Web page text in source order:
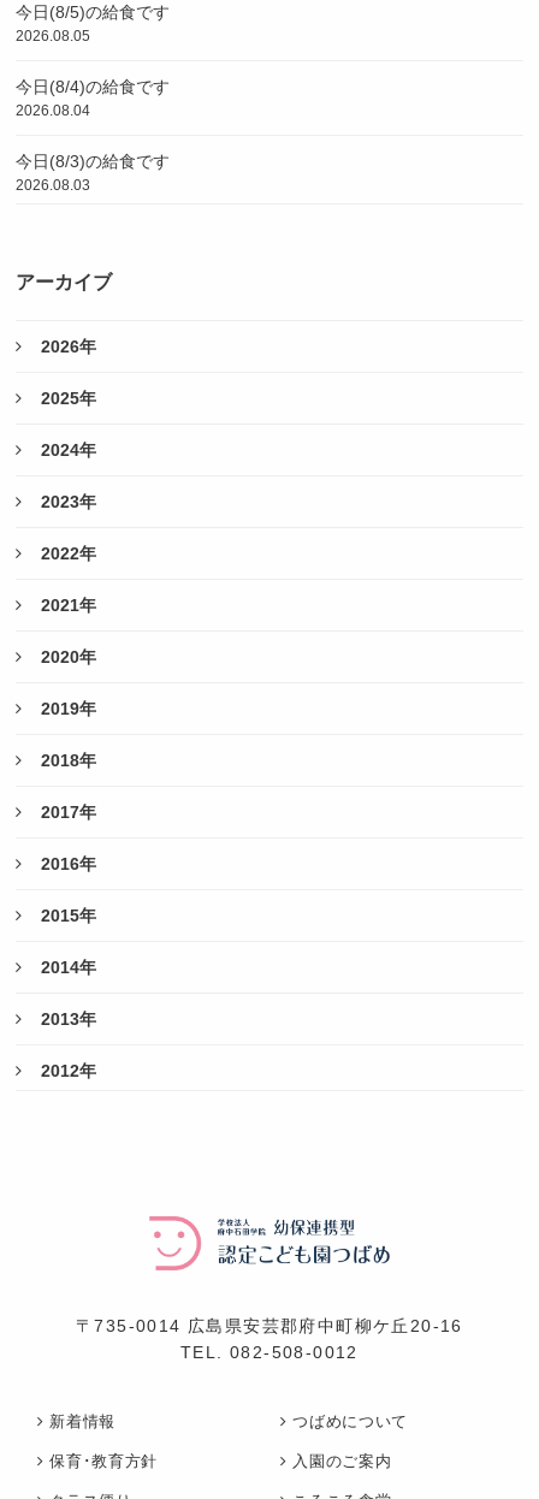
今日(8/5)の給食です
2026.08.05
今日(8/4)の給食です
2026.08.04
今日(8/3)の給食です
2026.08.03
アーカイブ
2026年
2025年
2024年
2023年
2022年
2021年
2020年
2019年
2018年
2017年
2016年
2015年
2014年
2013年
2012年
〒735-0014 広島県安芸郡府中町柳ケ丘20-16
TEL.082-508-0012
新着情報 つばめについて
保育･教育方針 入園のご案内